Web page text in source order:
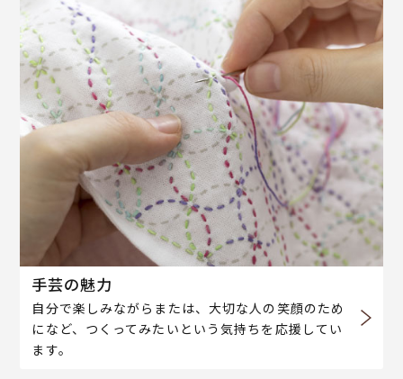
手芸の魅力
自分で楽しみながらまたは、大切な人の笑顔のため
になど、つくってみたいという気持ちを応援してい
ます。